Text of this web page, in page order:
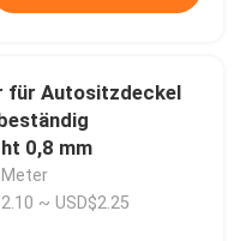
für Autositzdeckel
0,8 mm
Meter
~ USD$2.25